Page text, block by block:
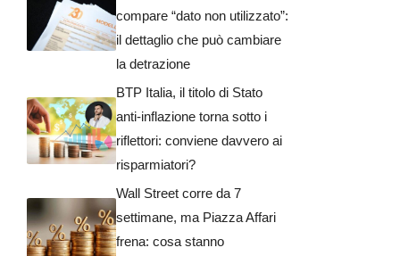
compare “dato non utilizzato”:
il dettaglio che può cambiare
la detrazione
BTP Italia, il titolo di Stato
anti-inflazione torna sotto i
riflettori: conviene davvero ai
risparmiatori?
Wall Street corre da 7
settimane, ma Piazza Affari
frena: cosa stanno